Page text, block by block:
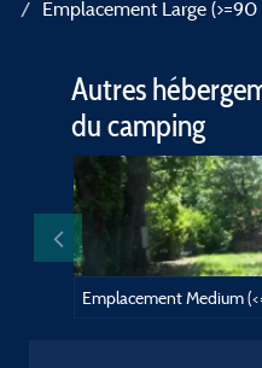
Emplacement Large (>=90
Autres
du camping